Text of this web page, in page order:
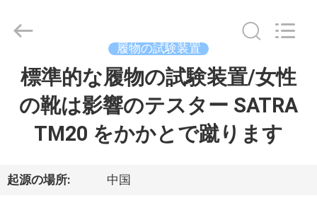
ダ
Equipment
Reserved.
Developed
履物の試験装置
標準的な履物の試験装置/女性
の靴は影響のテスター SATRA
TM20 をかかとで蹴ります
起源の場所: 中国